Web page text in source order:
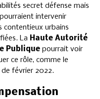
secret défense mais
intervenir
contentieux urbains
La Haute Autorité
Publique pourrait voir
ce rôle, comme le
février 2022.